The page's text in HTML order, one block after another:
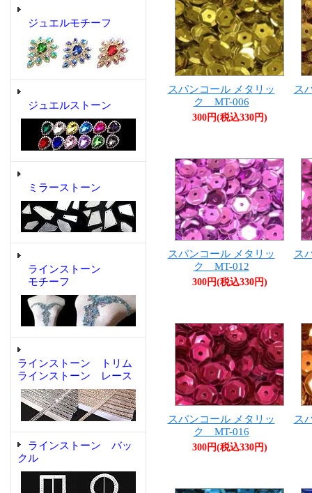
ジュエルモチーフ
ジュエルストーン
ミラーストーン
ラインストーン
モチーフ
ラインストーン トリム
ラインストーン レース
ラインストーン バッ
クル
スパンコール メタリッ
ク MT-006
300円(税込330円)
ス
スパンコール メタリッ
ク MT-012
300円(税込330円)
ス
スパンコール メタリッ
ク MT-016
300円(税込330円)
ス